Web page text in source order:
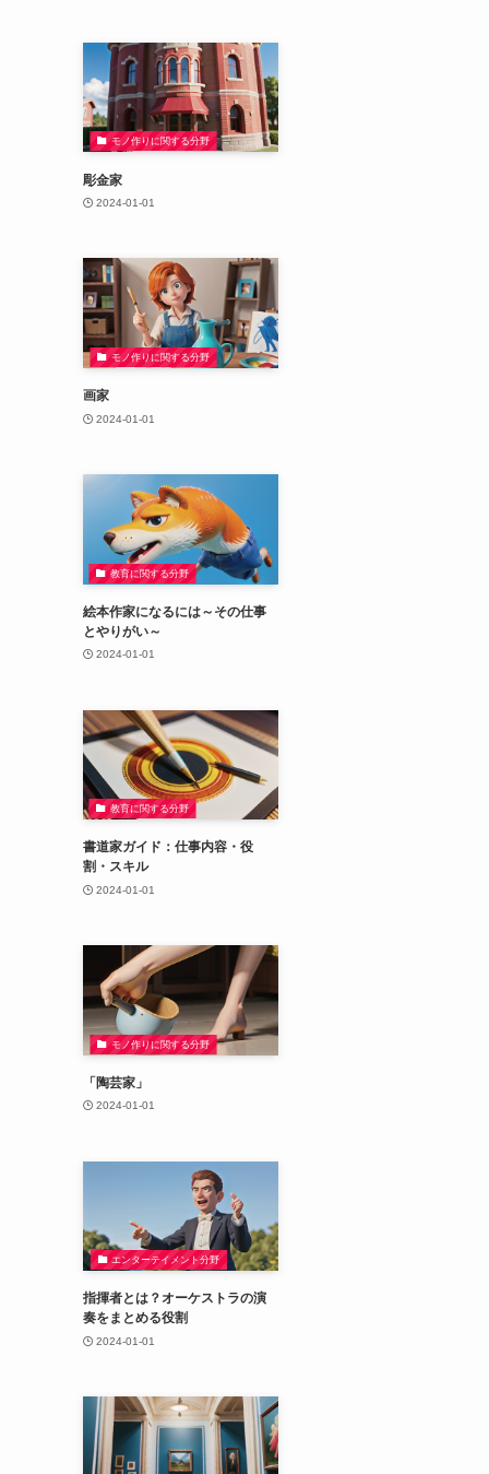
モノ作りに関する分野
彫金家
2024-01-01
モノ作りに関する分野
画家
2024-01-01
教育に関する分野
絵本作家になるには～その仕事
とやりがい～
2024-01-01
教育に関する分野
書道家ガイド：仕事内容・役
割・スキル
2024-01-01
モノ作りに関する分野
「陶芸家」
2024-01-01
エンターテイメント分野
指揮者とは？オーケストラの演
奏をまとめる役割
2024-01-01